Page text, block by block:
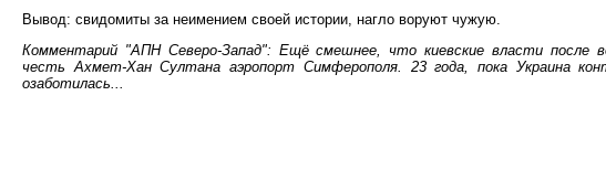
Вывод: свидомиты за неимением своей истории, нагло воруют чужую.
Комментарий "АПН Северо-Запад": Ещё смешнее, что киевские власти после
честь Ахмет-Хан Султана аэропорт Симферополя. 23 года, пока Украина
озаботилась...